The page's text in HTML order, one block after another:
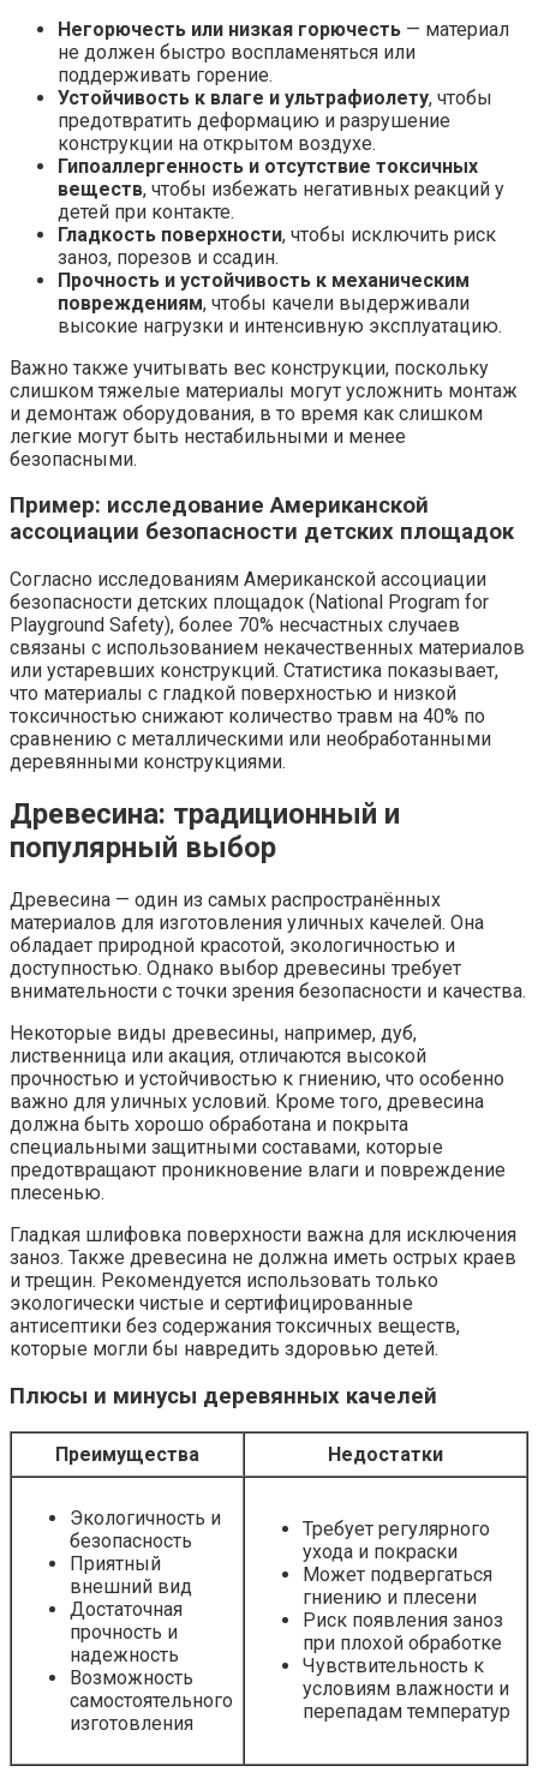
Негорючесть или низкая горючесть — материал
не должен быстро воспламеняться или
поддерживать горение.
Устойчивость к влаге и ультрафиолету, чтобы
предотвратить деформацию и разрушение
конструкции на открытом воздухе.
Гипоаллергенность и отсутствие токсичных
веществ, чтобы избежать негативных реакций у
детей при контакте.
Гладкость поверхности, чтобы исключить риск
заноз, порезов и ссадин.
Прочность и устойчивость к механическим
повреждениям, чтобы качели выдерживали
высокие нагрузки и интенсивную эксплуатацию.
Важно также учитывать вес конструкции, поскольку
слишком тяжелые материалы могут усложнить монтаж
и демонтаж оборудования, в то время как слишком
легкие могут быть нестабильными и менее
безопасными.
Пример: исследование Американской
ассоциации безопасности детских площадок
Согласно исследованиям Американской ассоциации
безопасности детских площадок (National Program for
Playground Safety), более 70% несчастных случаев
связаны с использованием некачественных материалов
или устаревших конструкций. Статистика показывает,
что материалы с гладкой поверхностью и низкой
токсичностью снижают количество травм на 40% по
сравнению с металлическими или необработанными
деревянными конструкциями.
Древесина: традиционный и
популярный выбор
Древесина — один из самых распространённых
материалов для изготовления уличных качелей. Она
обладает природной красотой, экологичностью и
доступностью. Однако выбор древесины требует
внимательности с точки зрения безопасности и качества.
Некоторые виды древесины, например, дуб,
лиственница или акация, отличаются высокой
прочностью и устойчивостью к гниению, что особенно
важно для уличных условий. Кроме того, древесина
должна быть хорошо обработана и покрыта
специальными защитными составами, которые
предотвращают проникновение влаги и повреждение
плесенью.
Гладкая шлифовка поверхности важна для исключения
заноз. Также древесина не должна иметь острых краев
и трещин. Рекомендуется использовать только
экологически чистые и сертифицированные
антисептики без содержания токсичных веществ,
которые могли бы навредить здоровью детей.
Плюсы и минусы деревянных качелей
Преимущества Недостатки
Экологичность и
безопасность
Приятный
внешний вид
Достаточная
прочность и
надежность
Возможность
самостоятельного
изготовления
Требует регулярного
ухода и покраски
Может подвергаться
гниению и плесени
Риск появления заноз
при плохой обработке
Чувствительность к
условиям влажности и
перепадам температур